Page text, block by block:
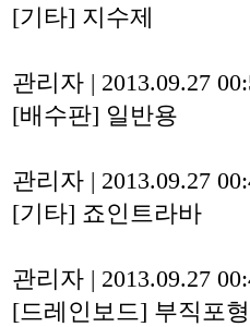
[기타] 지수제
관리자 | 2013.09.27
[배수판] 일반용
관리자 | 2013.09.27
[기타] 죠인트라바
관리자 | 2013.09.27
[드레인보드] 부직포형